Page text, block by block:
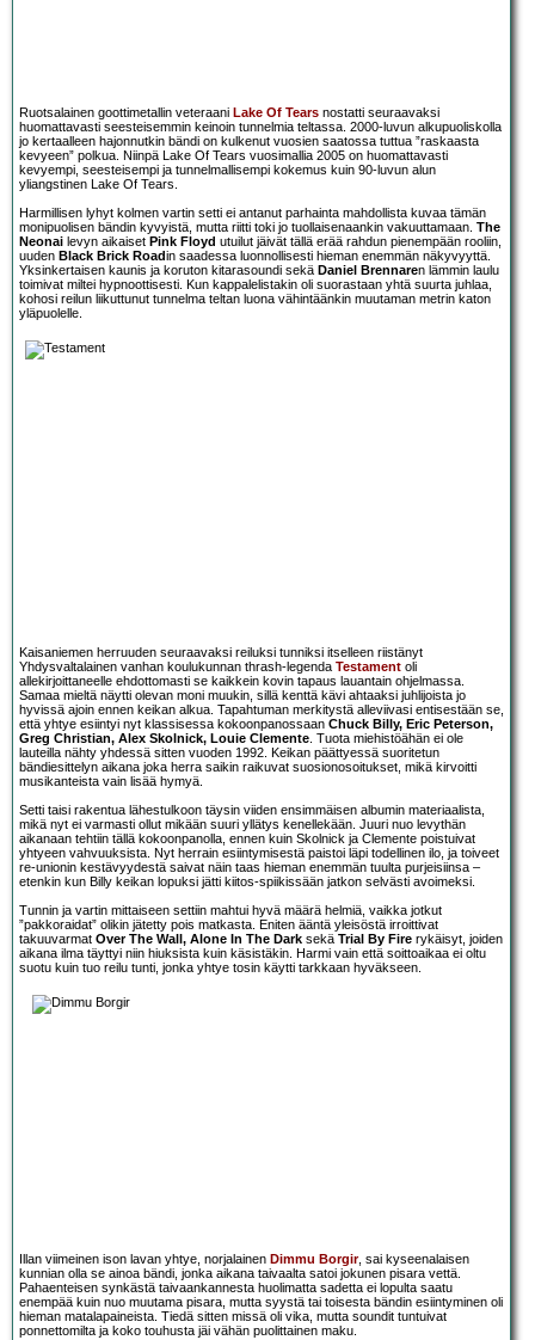
Ruotsalainen goottimetallin veteraani Lake Of Tears nostatti seuraavaksi
huomattavasti seesteisemmin keinoin tunnelmia teltassa. 2000-luvun alkupuoliskolla
jo kertaalleen hajonnutkin bändi on kulkenut vuosien saatossa tuttua ”raskaasta
kevyeen” polkua. Niinpä Lake Of Tears vuosimallia 2005 on huomattavasti
kevyempi, seesteisempi ja tunnelmallisempi kokemus kuin 90-luvun alun
yliangstinen Lake Of Tears.
Harmillisen lyhyt kolmen vartin setti ei antanut parhainta mahdollista kuvaa tämän
monipuolisen bändin kyvyistä, mutta riitti toki jo tuollaisenaankin vakuuttamaan. The
Neonai levyn aikaiset Pink Floyd utuilut jäivät tällä erää rahdun pienempään rooliin,
uuden Black Brick Roadin saadessa luonnollisesti hieman enemmän näkyvyyttä.
Yksinkertaisen kaunis ja koruton kitarasoundi sekä Daniel Brennaren lämmin laulu
toimivat miltei hypnoottisesti. Kun kappalelistakin oli suorastaan yhtä suurta juhlaa,
kohosi reilun liikuttunut tunnelma teltan luona vähintäänkin muutaman metrin katon
yläpuolelle.
Kaisaniemen herruuden seuraavaksi reiluksi tunniksi itselleen riistänyt
Yhdysvaltalainen vanhan koulukunnan thrash-legenda Testament oli
allekirjoittaneelle ehdottomasti se kaikkein kovin tapaus lauantain ohjelmassa.
Samaa mieltä näytti olevan moni muukin, sillä kenttä kävi ahtaaksi juhlijoista jo
hyvissä ajoin ennen keikan alkua. Tapahtuman merkitystä alleviivasi entisestään se,
että yhtye esiintyi nyt klassisessa kokoonpanossaan Chuck Billy, Eric Peterson,
Greg Christian, Alex Skolnick, Louie Clemente. Tuota miehistöähän ei ole
lauteilla nähty yhdessä sitten vuoden 1992. Keikan päättyessä suoritetun
bändiesittelyn aikana joka herra saikin raikuvat suosionosoitukset, mikä kirvoitti
musikanteista vain lisää hymyä.
Setti taisi rakentua lähestulkoon täysin viiden ensimmäisen albumin materiaalista,
mikä nyt ei varmasti ollut mikään suuri yllätys kenellekään. Juuri nuo levythän
aikanaan tehtiin tällä kokoonpanolla, ennen kuin Skolnick ja Clemente poistuivat
yhtyeen vahvuuksista. Nyt herrain esiintymisestä paistoi läpi todellinen ilo, ja toiveet
re-unionin kestävyydestä saivat näin taas hieman enemmän tuulta purjeisiinsa –
etenkin kun Billy keikan lopuksi jätti kiitos-spiikissään jatkon selvästi avoimeksi.
Tunnin ja vartin mittaiseen settiin mahtui hyvä määrä helmiä, vaikka jotkut
”pakkoraidat” olikin jätetty pois matkasta. Eniten ääntä yleisöstä irroittivat
takuuvarmat Over The Wall, Alone In The Dark sekä Trial By Fire rykäisyt, joiden
aikana ilma täyttyi niin hiuksista kuin käsistäkin. Harmi vain että soittoaikaa ei oltu
suotu kuin tuo reilu tunti, jonka yhtye tosin käytti tarkkaan hyväkseen.
Illan viimeinen ison lavan yhtye, norjalainen Dimmu Borgir, sai kyseenalaisen
kunnian olla se ainoa bändi, jonka aikana taivaalta satoi jokunen pisara vettä.
Pahaenteisen synkästä taivaankannesta huolimatta sadetta ei lopulta saatu
enempää kuin nuo muutama pisara, mutta syystä tai toisesta bändin esiintyminen oli
hieman matalapaineista. Tiedä sitten missä oli vika, mutta soundit tuntuivat
ponnettomilta ja koko touhusta jäi vähän puolittainen maku.